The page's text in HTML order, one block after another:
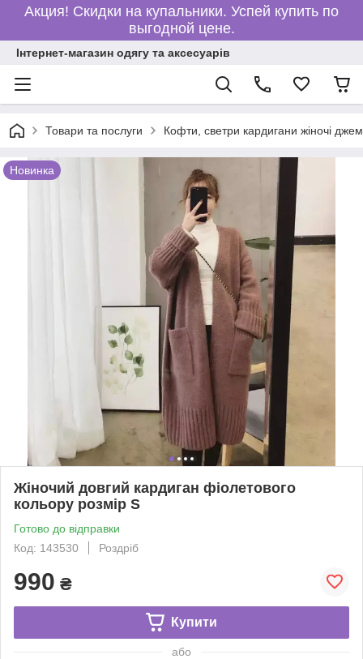
Акция! Скидки на купальники. Успей купить по
выгодной цене.
Інтернет-магазин одягу та аксесуарів
Товари та послуги Кофти, светри кардигани жіночі
Новинка
Жіночий довгий кардиган фіолетового
кольору розмір S
Готово до відправки
Код: 143530
Роздріб
990 ₴
Купити
або